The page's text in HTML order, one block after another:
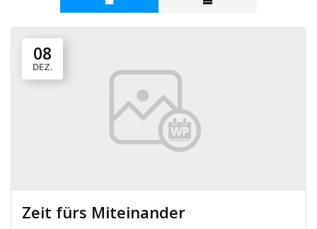
08
DEZ.
Zeit fürs Miteinander